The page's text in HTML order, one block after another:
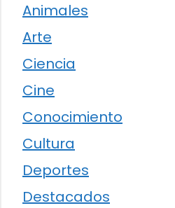
Animales
Arte
Ciencia
Cine
Conocimiento
Cultura
Deportes
Destacados